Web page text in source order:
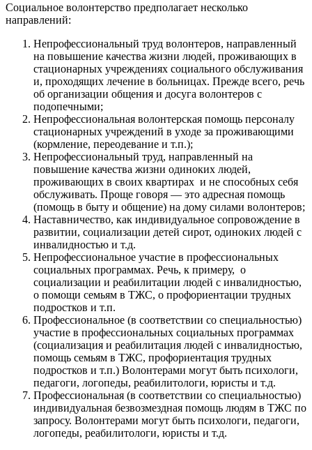
Социальное волонтерство предполагает несколько
направлений:
Непрофессиональный труд волонтеров, направленный
на повышение качества жизни людей, проживающих в
стационарных учреждениях социального обслуживания
и, проходящих лечение в больницах. Прежде всего, речь
об организации общения и досуга волонтеров с
подопечными;
Непрофессиональная волонтерская помощь персоналу
стационарных учреждений в уходе за проживающими
(кормление, переодевание и т.п.);
Непрофессиональный труд, направленный на
повышение качества жизни одиноких людей,
проживающих в своих квартирах и не способных себя
обслуживать. Проще говоря — это адресная помощь
(помощь в быту и общение) на дому силами волонтеров;
Наставничество, как индивидуальное сопровождение в
развитии, социализации детей сирот, одиноких людей с
инвалидностью и т.д.
Непрофессиональное участие в профессиональных
социальных программах. Речь, к примеру, о
социализации и реабилитации людей с инвалидностью,
о помощи семьям в ТЖС, о профориентации трудных
подростков и т.п.
Профессиональное (в соответствии со специальностью)
участие в профессиональных социальных программах
(социализация и реабилитация людей с инвалидностью,
помощь семьям в ТЖС, профориентация трудных
подростков и т.п.) Волонтерами могут быть психологи,
педагоги, логопеды, реабилитологи, юристы и т.д.
Профессиональная (в соответствии со специальностью)
индивидуальная безвозмездная помощь людям в ТЖС по
запросу. Волонтерами могут быть психологи, педагоги,
логопеды, реабилитологи, юристы и т.д.